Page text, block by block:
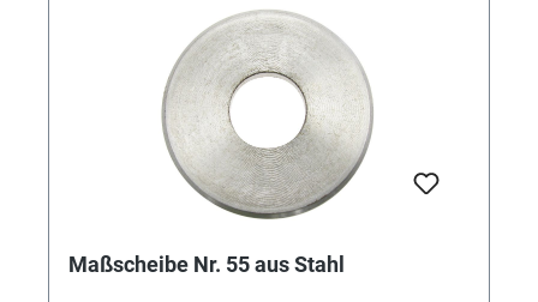
Maßscheibe Nr. 55 aus Stahl